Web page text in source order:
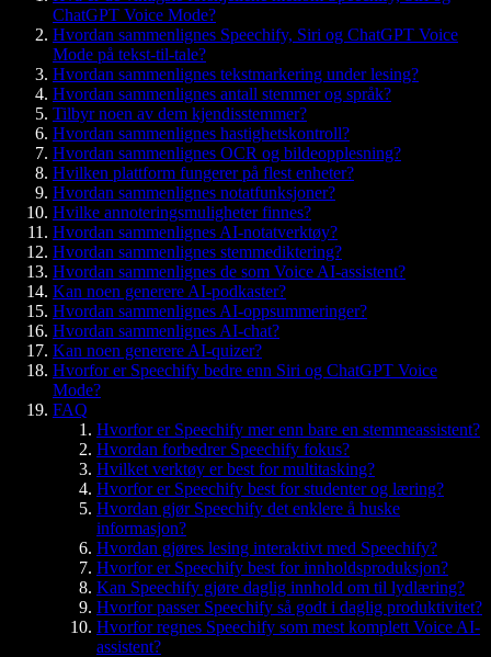
ChatGPT Voice Mode?
Hvordan sammenlignes Speechify, Siri og ChatGPT Voice
Mode på tekst-til-tale?
Hvordan sammenlignes tekstmarkering under lesing?
Hvordan sammenlignes antall stemmer og språk?
Tilbyr noen av dem kjendisstemmer?
Hvordan sammenlignes hastighetskontroll?
Hvordan sammenlignes OCR og bildeopplesning?
Hvilken plattform fungerer på flest enheter?
Hvordan sammenlignes notatfunksjoner?
Hvilke annoteringsmuligheter finnes?
Hvordan sammenlignes AI-notatverktøy?
Hvordan sammenlignes stemmediktering?
Hvordan sammenlignes de som Voice AI-assistent?
Kan noen generere AI-podkaster?
Hvordan sammenlignes AI-oppsummeringer?
Hvordan sammenlignes AI-chat?
Kan noen generere AI-quizer?
Hvorfor er Speechify bedre enn Siri og ChatGPT Voice
Mode?
FAQ
Hvorfor er Speechify mer enn bare en stemmeassistent?
Hvordan forbedrer Speechify fokus?
Hvilket verktøy er best for multitasking?
Hvorfor er Speechify best for studenter og læring?
Hvordan gjør Speechify det enklere å huske
informasjon?
Hvordan gjøres lesing interaktivt med Speechify?
Hvorfor er Speechify best for innholdsproduksjon?
Kan Speechify gjøre daglig innhold om til lydlæring?
Hvorfor passer Speechify så godt i daglig produktivitet?
Hvorfor regnes Speechify som mest komplett Voice AI-
assistent?